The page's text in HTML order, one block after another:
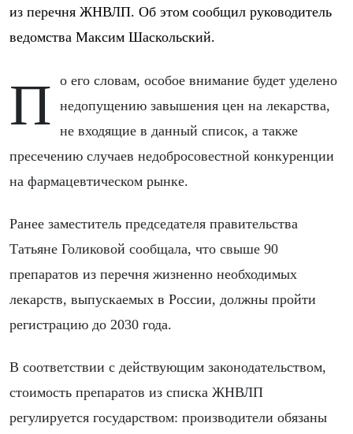
из перечня ЖНВЛП. Об этом сообщил руководитель
ведомства Максим Шаскольский.
По его словам, особое внимание будет уделено
недопущению завышения цен на лекарства,
не входящие в данный список, а также
пресечению случаев недобросовестной конкуренции
на фармацевтическом рынке.
Ранее заместитель председателя правительства
Татьяне Голиковой сообщала, что свыше 90
препаратов из перечня жизненно необходимых
лекарств, выпускаемых в России, должны пройти
регистрацию до 2030 года.
В соответствии с действующим законодательством,
стоимость препаратов из списка ЖНВЛП
регулируется государством: производители обязаны